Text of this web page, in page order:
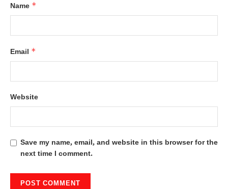
Name *
Email *
Website
Save my name, email, and website in this browser for the
next time I comment.